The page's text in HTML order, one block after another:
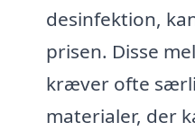
desinfektion,
prisen. Disse
kræver ofte
materialer, der